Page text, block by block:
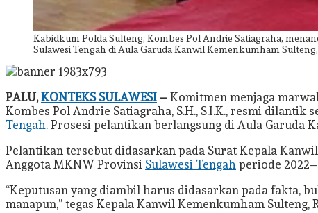
Kabidkum Polda Sulteng, Kombes Pol Andrie Satiagraha,
Sulawesi Tengah di Aula Garuda Kanwil Kemenkumham
PALU,KONTEKS SULAWESI – Komitmen menjaga
Kombes Pol Andrie Satiagraha, S.H., S.I.K., resmi
Tengah. Prosesi pelantikan berlangsung di Aula Garuda
Pelantikan tersebut didasarkan pada Surat Kepala
Anggota MKNW Provinsi Sulawesi Tengah periode
“Keputusan yang diambil harus didasarkan pada fakta,
manapun,” tegas Kepala Kanwil Kemenkumham Sulteng,